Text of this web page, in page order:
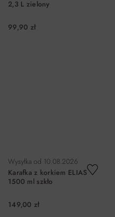
2,3 L zielony
99,90 zł
Wysyłka od 10.08.2026
Karafka z korkiem ELIAS
1500 ml szkło
149,00 zł